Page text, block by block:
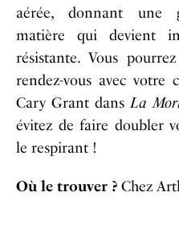
aérée, donnant une
matière qui devient
résistante. Vous
rendez-vous avec votre
Cary Grant dansLa
évitez de faire doubler
le respirant !
Où le trouver ? Chez